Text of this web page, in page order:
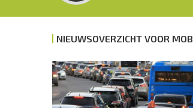
Inklappen
NIEUWSOVERZICHT VOOR